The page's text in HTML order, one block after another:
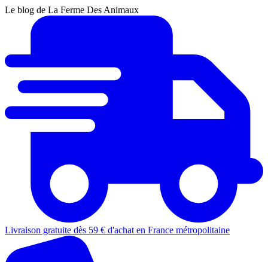
Le blog de La Ferme Des Animaux
Livraison gratuite dès 59 € d'achat en France métropolitaine